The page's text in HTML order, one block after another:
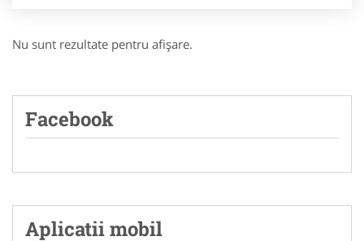
Nu sunt rezultate pentru afişare.
Facebook
Aplicatii mobil